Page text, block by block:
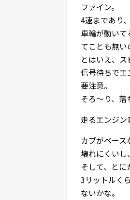
ファイン。
4速まであり
車輪が動い
てことも無い
とはいえ、
信号待ちでエ
要注意。
そろ〜り、落
走るエンジン
カブがベース
壊れにくいし
そして、とに
3リットルく
ないかな。